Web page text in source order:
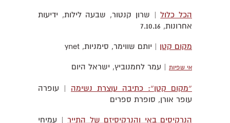
הכל כלול| שרון קנטור, שבעה לילות, ידיעות
אחרונות, 7.10.16
מקום קטן | יותם שווימר, סימניות, ynet
אי שפיות | עמר לחמנוביץ, ישראל היום
״מקום קטן״: כתיבה עוצרת נשימה | עופרה
עופר אורן, סופרת ספרים
הנרקיסים באי והנרקיסיזם של התייר | עמיחי